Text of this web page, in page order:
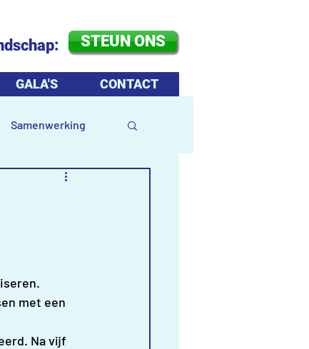
STEUN ONS
GALA'S CONTACT
Samenwerking
met een
Na vijf